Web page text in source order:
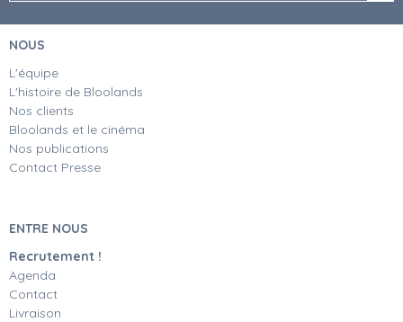
NOUS
L'équipe
L'histoire de Bloolands
Nos clients
Bloolands et le cinéma
Nos publications
Contact Presse
ENTRE NOUS
Recrutement !
Agenda
Contact
Livraison